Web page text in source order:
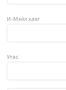
И-Мэйл хаяг
Утас